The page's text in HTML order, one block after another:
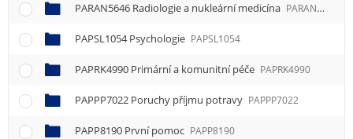
PARAN5646 Radiologie a nukleární medicína PARAN5646
PAPSL1054 Psychologie PAPSL1054
PAPRK4990 Primární a komunitní péče PAPRK4990
PAPPP7022 Poruchy příjmu potravy PAPPP7022
PAPP8190 První pomoc PAPP8190